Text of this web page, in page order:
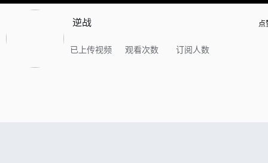
逆战
已上传视频 观看次数 订阅人数
点